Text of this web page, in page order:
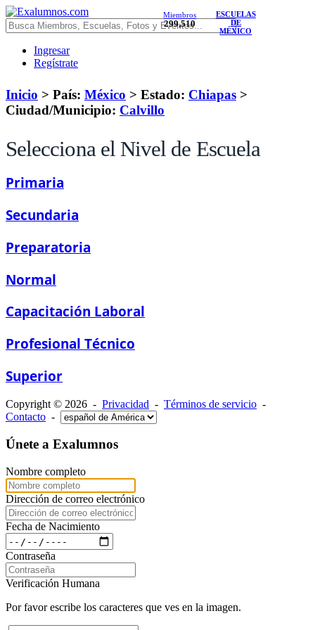
Miembros
299,510
ESCUELAS
DE
MÉXICO
Ingresar
Regístrate
Inicio > País: México > Estado: Chiapas >
Ciudad/Municipio: Calvillo
Selecciona el Nivel de Escuela
Primaria
Secundaria
Preparatoria
Normal
Capacitación Laboral
Profesional Técnico
Superior
Copyright © 2026 - Privacidad - Términos de servicio -
Contacto -
Únete a Exalumnos
Nombre completo
Dirección de correo electrónico
Fecha de Nacimiento
Contraseña
Verificación Humana
Por favor escribe los caracteres que ves en la imagen.